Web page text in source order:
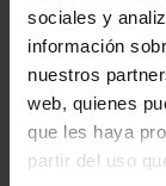
sociales y
información
nuestros
web, quienes
que les haya
partir del uso